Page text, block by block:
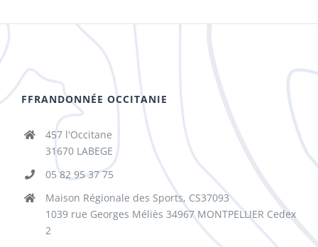
FFRANDONNÉE OCCITANIE
457 l'Occitane
31670 LABEGE
05 82 95 37 75
Maison Régionale des Sports, CS37093
1039 rue Georges Méliès 34967 MONTPELLIER Cedex
2